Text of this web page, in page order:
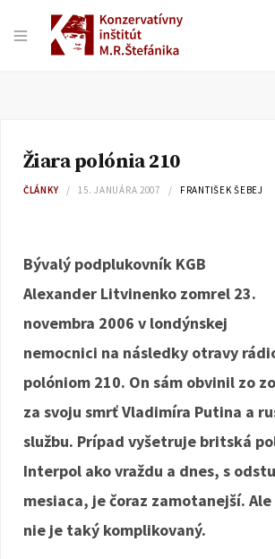
Žiara polónia 210
ČLÁNKY 15. JANUÁRA 2007 FRANTIŠEK ŠEBEJ
Bývalý podplukovník KGB
Alexander Litvinenko zomrel 23.
novembra 2006 v londýnskej
nemocnici na následky otravy
polóniom 210. On sám obvinil zo
za svoju smrť Vladimíra Putina a
službu. Prípad vyšetruje britská
Interpol ako vraždu a dnes, s
mesiaca, je čoraz zamotanejší. Ale
nie je taký komplikovaný.